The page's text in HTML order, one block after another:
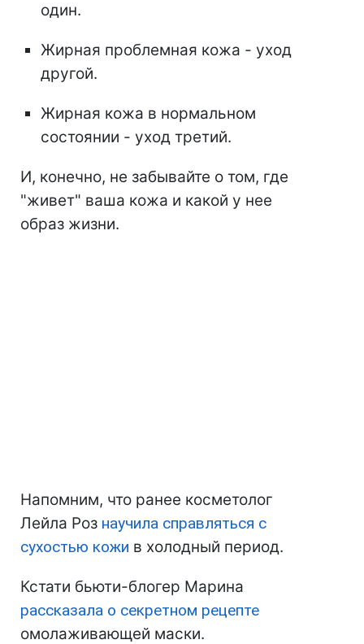
один.
Жирная проблемная кожа - уход
другой.
Жирная кожа в нормальном
состоянии - уход третий.
И, конечно, не забывайте о том, где
"живет" ваша кожа и какой у нее
образ жизни.
Напомним, что ранее косметолог
Лейла Роз научила справляться с
сухостью кожи в холодный период.
Кстати бьюти-блогер Марина
рассказала о секретном рецепте
омолаживающей маски.